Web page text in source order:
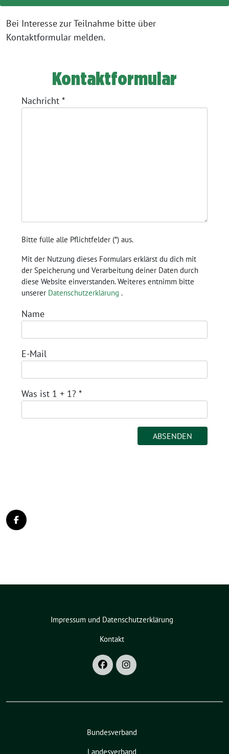
Bei Interesse zur Teilnahme bitte über
Kontaktformular melden.
Kontaktformular
Nachricht *
Bitte fülle alle Pflichtfelder (*) aus.
Mit der Nutzung dieses Formulars erklärst du dich mit
der Speicherung und Verarbeitung deiner Daten durch
diese Website einverstanden. Weiteres entnimm bitte
unserer Datenschutzerklärung .
Name
E-Mail
Was ist 1 + 1? *
Impressum und Datenschutzerklärung
Kontakt
Bundesverband
Landesverband